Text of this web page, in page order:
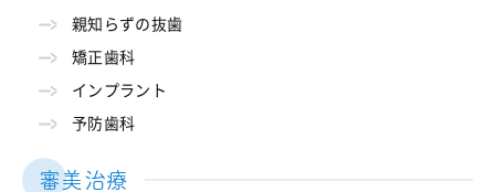
親知らずの抜歯
矯正歯科
インプラント
予防歯科
審美治療